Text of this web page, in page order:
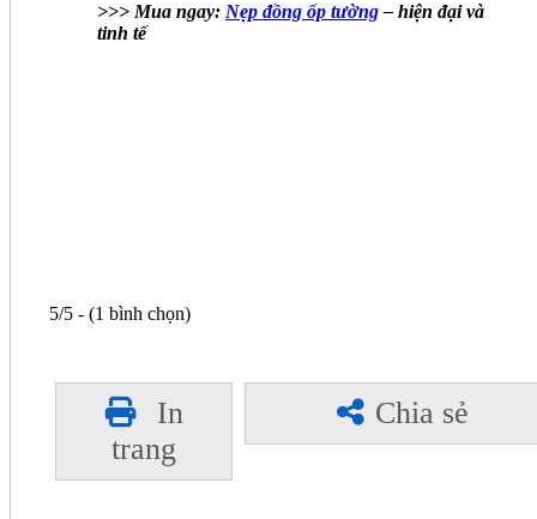
>>> Mua ngay: Nẹp đồng ốp tường– hiện đại và
tinh tế
5/5 - (1 bình chọn)
In
trang
Chia sẻ